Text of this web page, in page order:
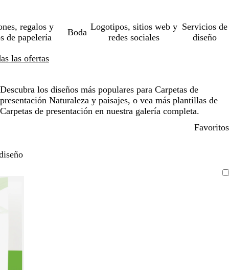
regalos y
de papelería
Boda
Logotipos, sitios web y
redes sociales
Servicios de
diseño
las ofertas
Descubra los diseños más populares para Carpetas de
presentación Naturaleza y paisajes, o vea más plantillas de
Carpetas de presentación en nuestra galería completa.
Favoritos